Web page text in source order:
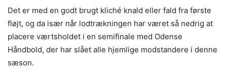
Det er med en godt brugt kliché knald eller fald fra første
fløjt, og da især når lodtrækningen har været så nedrig at
placere værtsholdet i en semifinale med Odense
Håndbold, der har slået alle hjemlige modstandere i denne
sæson.